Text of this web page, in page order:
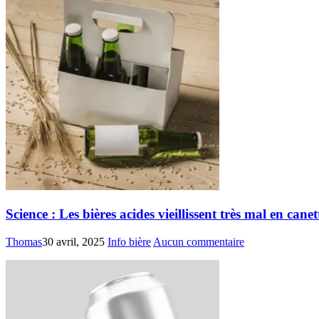
Science : Les bières acides vieillissent très mal en
Thomas30 avril, 2025 Info bière Aucun commentaire